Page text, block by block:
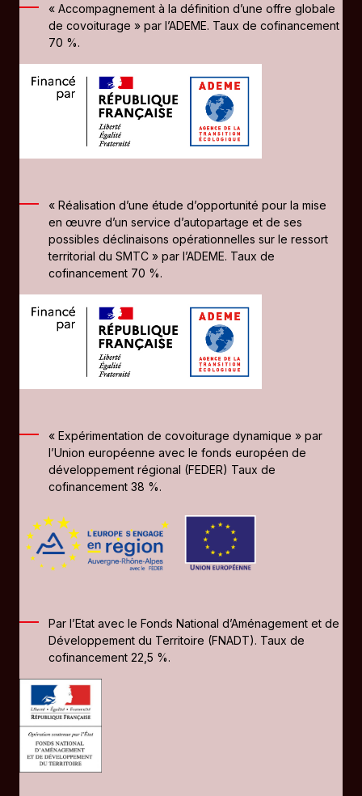
« Accompagnement à la définition d’une offre globale
de covoiturage » par l’ADEME. Taux de cofinancement
70 %.
« Réalisation d’une étude d’opportunité pour la mise
en œuvre d’un service d’autopartage et de ses
possibles déclinaisons opérationnelles sur le ressort
territorial du SMTC » par l’ADEME. Taux de
cofinancement 70 %.
« Expérimentation de covoiturage dynamique » par
l’Union européenne avec le fonds européen de
développement régional (FEDER) Taux de
cofinancement 38 %.
Par l’Etat avec le Fonds National d’Aménagement et de
Développement du Territoire (FNADT). Taux de
cofinancement 22,5 %.